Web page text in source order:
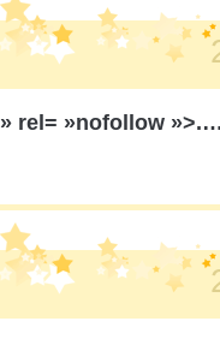
» rel= »nofollow